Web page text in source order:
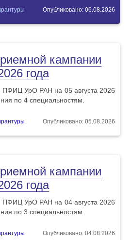
Опубликовано: 06.08.2026
кампании
года
ПФИЦ УрО РАН на 05 августа 2026
по 4 специальностям.
Опубликовано: 05.08.2026
кампании
года
ПФИЦ УрО РАН на 04 августа 2026
по 3 специальностям.
Опубликовано: 04.08.2026